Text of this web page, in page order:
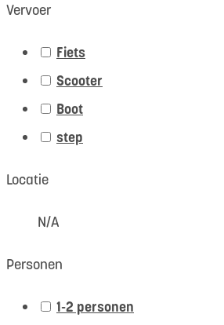
Vervoer
Fiets
Scooter
Boot
step
Locatie
N/A
Personen
1-2 personen